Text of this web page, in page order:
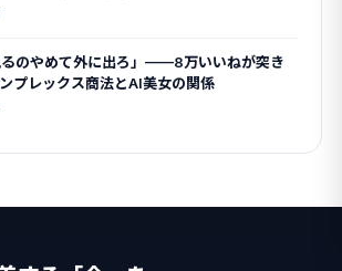
るのやめて外に出ろ」——8万いいねが突き
プレックス商法とAI美女の関係